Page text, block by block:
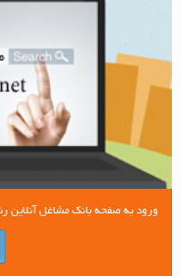
ورود به صفحه بانک مشاغل آنلاین رشت